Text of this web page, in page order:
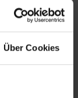
Über Cookies
dein Team